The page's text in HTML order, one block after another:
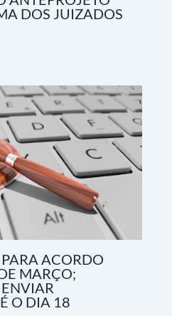
DOS JUIZADOS
ACORDO
MARÇO;
O DIA 18